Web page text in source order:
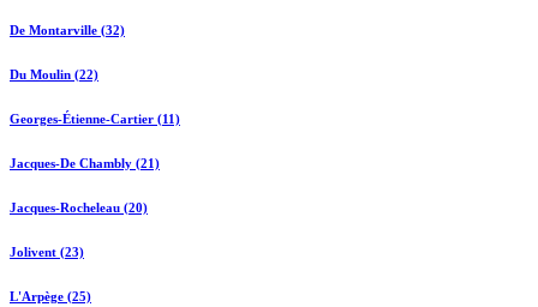
De Montarville (32)
Du Moulin (22)
Georges-Étienne-Cartier (11)
Jacques-De Chambly (21)
Jacques-Rocheleau (20)
Jolivent (23)
L'Arpège (25)